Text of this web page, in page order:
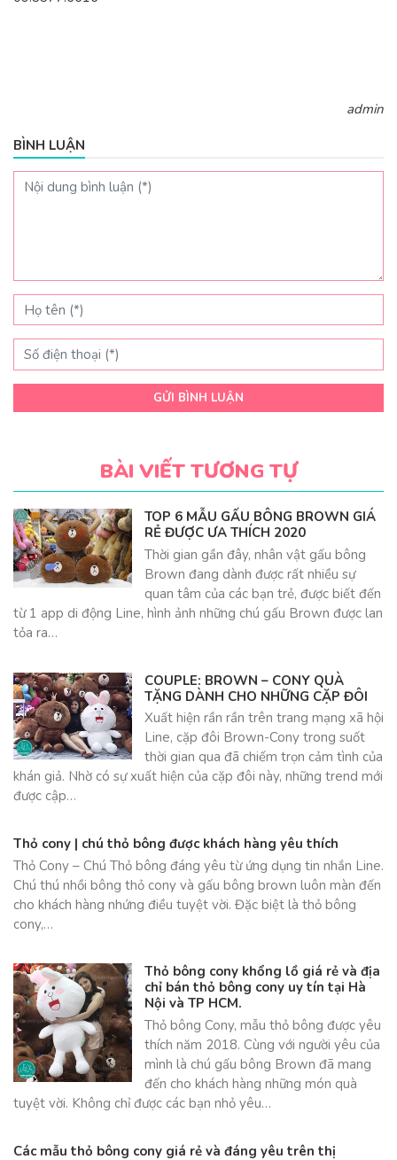
admin
BÌNH LUẬN
GỬI BÌNH LUẬN
BÀI VIẾT TƯƠNG TỰ
TOP 6 MẪU GẤU BÔNG BROWN GIÁ
RẺ ĐƯỢC ƯA THÍCH 2020
Thời gian gần đây, nhân vật gấu bông
Brown đang dành được rất nhiều sự
quan tâm của các bạn trẻ, được biết đến
từ 1 app di động Line, hình ảnh những chú gấu Brown được lan
tỏa ra…
COUPLE: BROWN – CONY QUÀ
TẶNG DÀNH CHO NHỮNG CẶP ĐÔI
Xuất hiện rần rần trên trang mạng xã hội
Line, cặp đôi Brown-Cony trong suốt
thời gian qua đã chiếm trọn cảm tình của
khán giả. Nhờ có sự xuất hiện của cặp đôi này, những trend mới
được cập…
Thỏ cony | chú thỏ bông được khách hàng yêu thích
Thỏ Cony – Chú Thỏ bông đáng yêu từ ứng dụng tin nhắn Line.
Chú thú nhồi bông thỏ cony và gấu bông brown luôn màn đến
cho khách hàng nhứng điều tuyệt vời. Đặc biệt là thỏ bông
cony,…
Thỏ bông cony khổng lồ giá rẻ và địa
chỉ bán thỏ bông cony uy tín tại Hà
Nội và TP HCM.
Thỏ bông Cony, mẫu thỏ bông được yêu
thích năm 2018. Cùng với người yêu của
mình là chú gấu bông Brown đã mang
đến cho khách hàng những món quà
tuyệt vời. Không chỉ được các bạn nhỏ yêu…
Các mẫu thỏ bông cony giá rẻ và đáng yêu trên thị